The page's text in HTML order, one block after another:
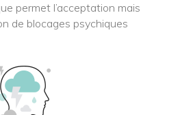
permet l’acceptation mais
de blocages psychiques